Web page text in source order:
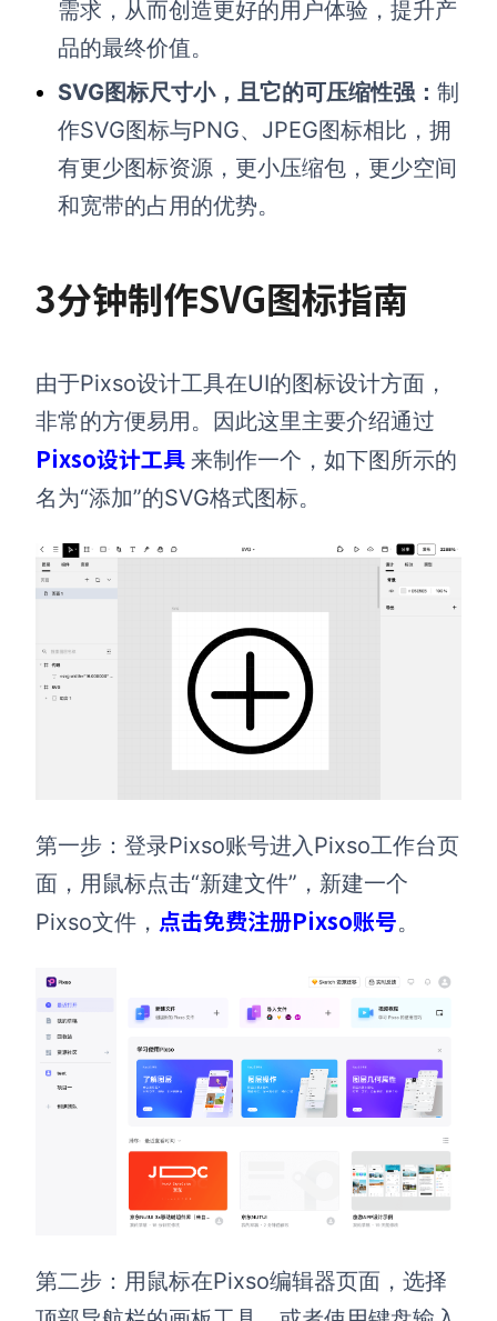
需求，从而创造更好的用户体验，提升产
品的最终价值。
SVG图标尺寸小，且它的可压缩性强： 制
作SVG图标与PNG、JPEG图标相比，拥
有更少图标资源，更小压缩包，更少空间
和宽带的占用的优势。
3分钟制作SVG图标指南
由于Pixso设计工具在UI的图标设计方面，
非常的方便易用。因此这里主要介绍通过
Pixso设计工具 来制作一个，如下图所示的
名为“添加”的SVG格式图标。
第一步：登录Pixso账号进入Pixso工作台页
面，用鼠标点击“新建文件”，新建一个
Pixso文件， 点击免费注册Pixso账号。
第二步：用鼠标在Pixso编辑器页面，选择